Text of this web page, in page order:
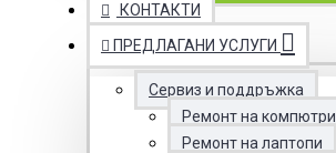
КОНТАКТИ
ПРЕДЛАГАНИ УСЛУГИ
Сервиз и поддръжка
Ремонт на компютри
Ремонт на лаптопи